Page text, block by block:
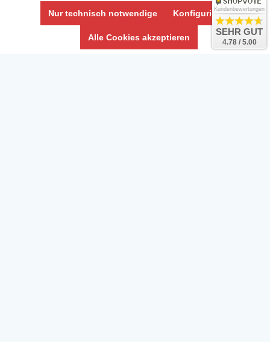
Veröffentlicht auf Google
Nur technisch notwendige Konfigurieren
Alle Cookies akzeptieren
Kundenbewertungen
SEHR GUT
4.78 / 5.00